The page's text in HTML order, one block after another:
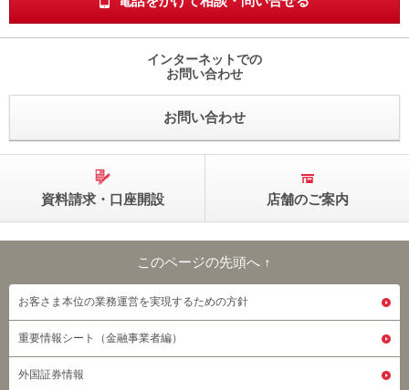
インターネットでの
お問い合わせ
お問い合わせ
資料請求・口座開設 店舗のご案内
このページの先頭へ
このページの先頭へ ↑
お客さま本位の業務運営を実現するための方針
重要情報シート（金融事業者編）
外国証券情報